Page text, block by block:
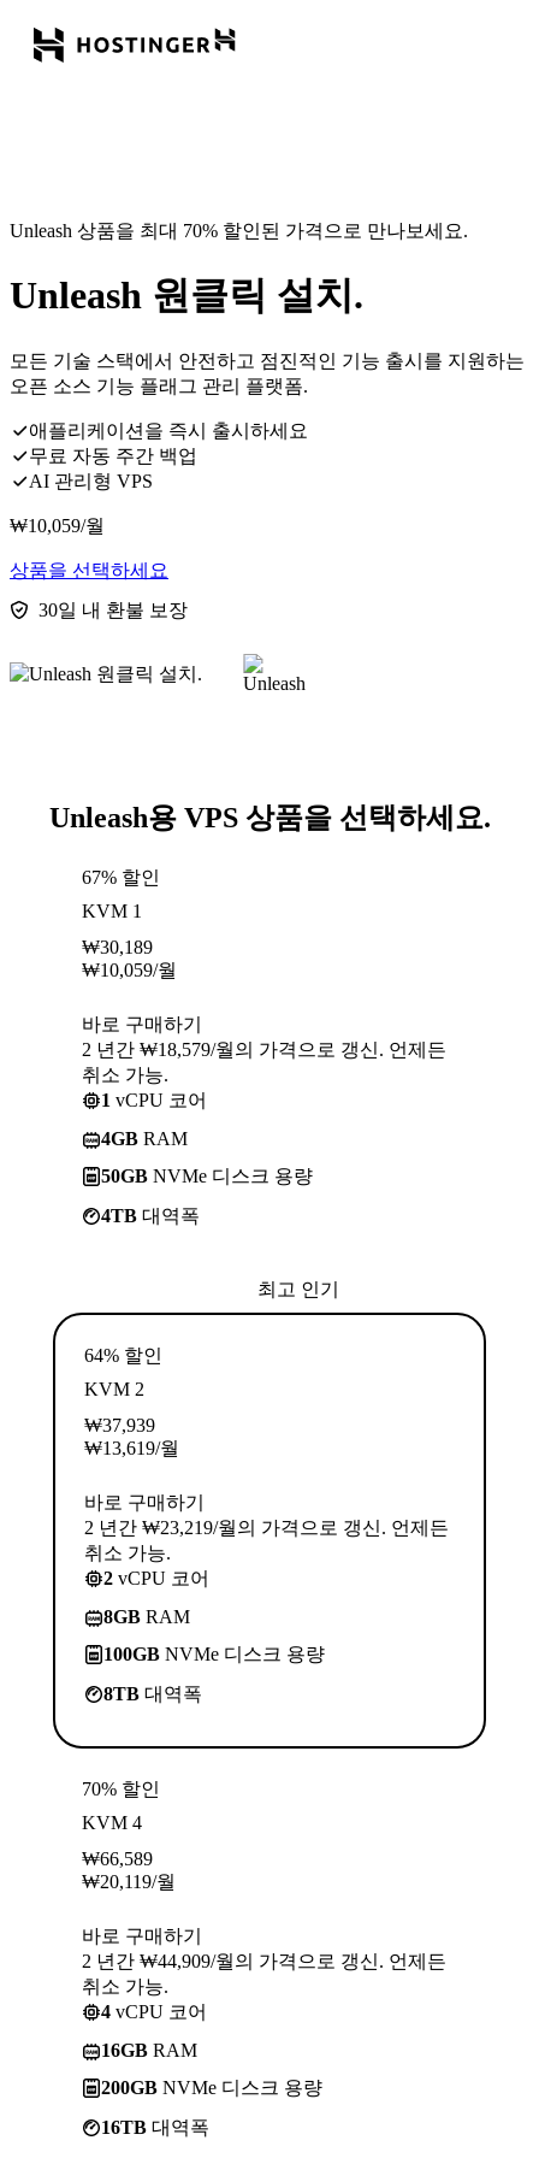
Unleash 상품을 최대 70% 할인된 가격으로 만나보세요.
Unleash 원클릭 설치.
모든 기술 스택에서 안전하고 점진적인 기능 출시를 지원하는
오픈 소스 기능 플래그 관리 플랫폼.
애플리케이션을 즉시 출시하세요
무료 자동 주간 백업
AI 관리형 VPS
₩10,059/월
상품을 선택하세요
30일 내 환불 보장
Unleash용 VPS 상품을 선택하세요.
67% 할인
KVM 1
₩30,189
₩10,059/월
바로 구매하기
2 년간 ₩18,579/월의 가격으로 갱신. 언제든
취소 가능.
1 vCPU 코어
4GB RAM
50GB NVMe 디스크 용량
4TB 대역폭
최고 인기
64% 할인
KVM 2
₩37,939
₩13,619/월
바로 구매하기
2 년간 ₩23,219/월의 가격으로 갱신. 언제든
취소 가능.
2 vCPU 코어
8GB RAM
100GB NVMe 디스크 용량
8TB 대역폭
70% 할인
KVM 4
₩66,589
₩20,119/월
바로 구매하기
2 년간 ₩44,909/월의 가격으로 갱신. 언제든
취소 가능.
4 vCPU 코어
16GB RAM
200GB NVMe 디스크 용량
16TB 대역폭